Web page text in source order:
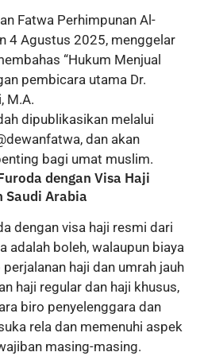
Fatwa Perhimpunan Al-
4 Agustus 2025, menggelar
“Hukum Menjual
pembicara utama Dr.
M.A.
dipublikasikan melalui
dan akan
bagi umat muslim.
dengan Visa Haji
Saudi Arabia
dengan visa haji resmi dari
adalah boleh, walaupun biaya
haji dan umrah jauh
haji regular dan haji khusus,
biro penyelenggara dan
rela dan memenuhi aspek
masing-masing.